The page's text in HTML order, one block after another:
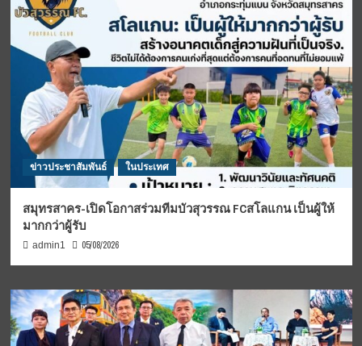
ข่าวประชาสัมพันธ์ ในประเทศ
สมุทรสาคร-เปิดโอกาสร่วมทีมบัวสุวรรณ FCสโลแกน เป็นผู้ให้
มากกว่าผู้รับ
admin1 05/08/2026